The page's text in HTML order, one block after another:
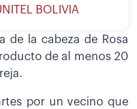
BOLIVIA
de la cabeza de Rosa
de al menos 20
por un vecino que